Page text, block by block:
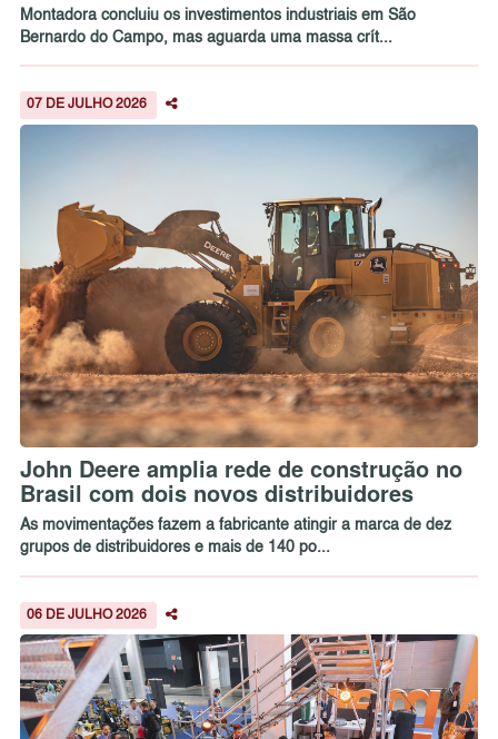
Montadora concluiu os investimentos industriais em São
Bernardo do Campo, mas aguarda uma massa crít...
07 DE JULHO 2026
John Deere amplia rede de construção no
Brasil com dois novos distribuidores
As movimentações fazem a fabricante atingir a marca de dez
grupos de distribuidores e mais de 140 po...
06 DE JULHO 2026